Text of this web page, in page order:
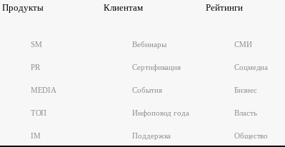
Продукты
SM
PR
MEDIA
ТОП
IM
Клиентам
Вебинары
Сертификация
События
Инфоповод года
Поддержка
Рейтинги
СМИ
Соцмедиа
Бизнес
Власть
Общество